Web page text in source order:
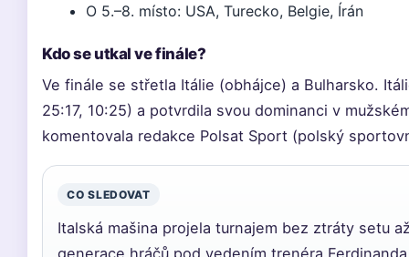
O 5.–8. místo: USA, Turecko, Belgie, Írán
Kdo se utkal ve finále?
Ve finále se střetla Itálie (obhájce) a Bulharsko.
25:17, 10:25) a potvrdila svou dominanci v
komentovala redakce Polsat Sport (polský
CO SLEDOVAT
Italská mašina projela turnajem bez ztráty setu
generace hráčů pod vedením trenéra